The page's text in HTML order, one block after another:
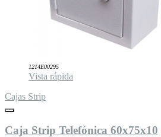
1214E00295
Vista rápida
Cajas Strip
Caja Strip Telefónica 60x75x10